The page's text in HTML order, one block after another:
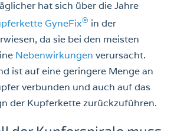
hat sich über die Jahre
GyneFix® in der
da sie bei den meisten
Nebenwirkungen verursacht.
ist auf eine geringere Menge an
verbunden und auch auf das
der Kupferkette zurückzuführen.